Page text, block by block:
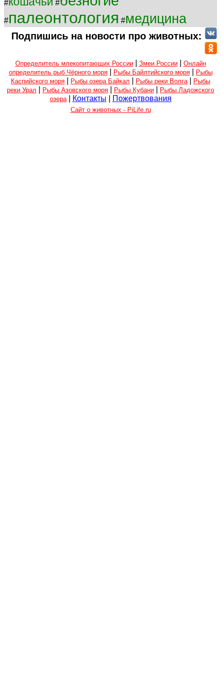
# #
#палеонтология #медицина
Подпишись на новости про животных:
Определитель млекопитающих России| Змеи России| Онлайн
определитель рыб Чёрного моря| Рыбы Байлтийского моря|
Рыбы
Каспийского моря
Рыбы озера Байкал Рыбы реки Волга
Рыбы
реки Урал
Рыбы Азовского моря Рыбы Кубани
Рыбы Ладожского
озера| Контакты Пожертвования
Сайт о животных - PiLife.ru